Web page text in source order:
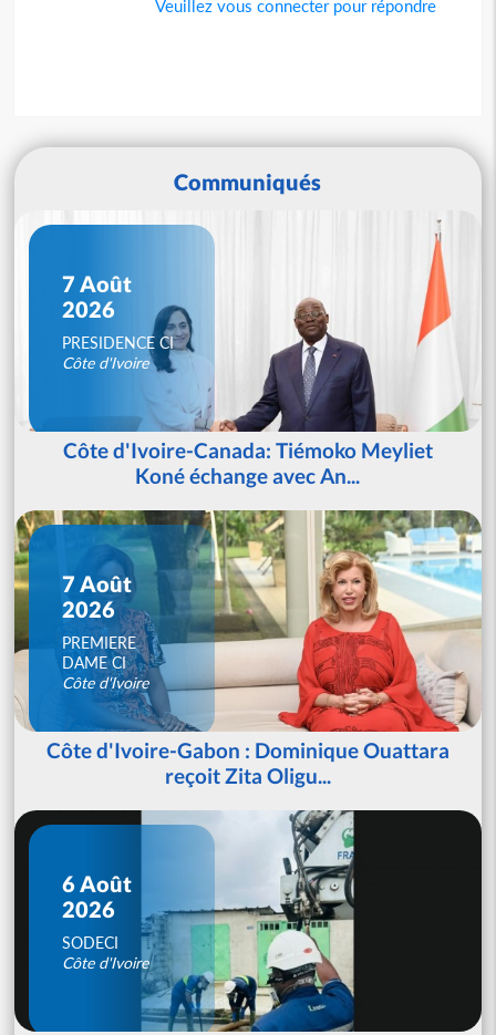
Veuillez vous connecter pour répondre
Communiqués
7 Août
2026
PRESIDENCE CI
Côte d'Ivoire
Côte d'Ivoire-Canada: Tiémoko Meyliet
Koné échange avec An...
7 Août
2026
PREMIERE
DAME CI
Côte d'Ivoire
Côte d'Ivoire-Gabon : Dominique Ouattara
reçoit Zita Oligu...
6 Août
2026
SODECI
Côte d'Ivoire